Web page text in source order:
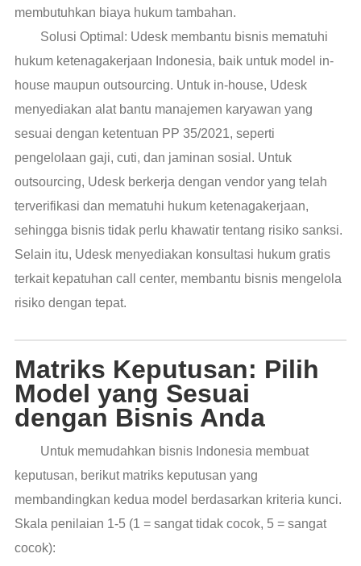
membutuhkan biaya hukum tambahan.
Solusi Optimal: Udesk membantu bisnis mematuhi
hukum ketenagakerjaan Indonesia, baik untuk model in-
house maupun outsourcing. Untuk in-house, Udesk
menyediakan alat bantu manajemen karyawan yang
sesuai dengan ketentuan PP 35/2021, seperti
pengelolaan gaji, cuti, dan jaminan sosial. Untuk
outsourcing, Udesk berkerja dengan vendor yang telah
terverifikasi dan mematuhi hukum ketenagakerjaan,
sehingga bisnis tidak perlu khawatir tentang risiko sanksi.
Selain itu, Udesk menyediakan konsultasi hukum gratis
terkait kepatuhan call center, membantu bisnis mengelola
risiko dengan tepat.
Matriks Keputusan: Pilih
Model yang Sesuai
dengan Bisnis Anda
Untuk memudahkan bisnis Indonesia membuat
keputusan, berikut matriks keputusan yang
membandingkan kedua model berdasarkan kriteria kunci.
Skala penilaian 1-5 (1 = sangat tidak cocok, 5 = sangat
cocok):